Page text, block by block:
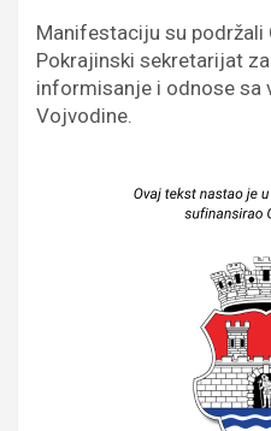
Manifestaciju su podržali
Pokrajinski sekretarijat
informisanje i odnose sa
Vojvodine.